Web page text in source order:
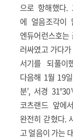
으로 항해했다.
에 얼음조각이
엔듀어런스호는
러싸였고 가다
서기를 되풀이
다음해 1월 19
분’, 서경
코츠랜드 앞에
완전히 갇혔다.
고 얼음이 가는